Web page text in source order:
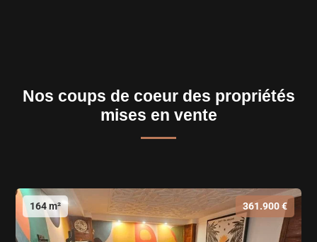
Nos coups de coeur des propriétés
mises en vente
164 m² 361.900 €